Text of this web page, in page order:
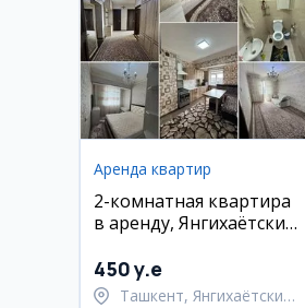
Аренда квартир
2-комнатная квартира
в аренду, Янгихаётский
450 y.e
Ташкент, Янгихаётский